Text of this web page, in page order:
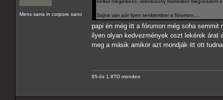
Mens sana in corpore sano
nélkül megérkező, istenbizony fizetéskor megveszem
Sajna van pár ilyen senkiember a fórumon....
papi én még itt a fórumon még soha
ilyen olyan kedvezmények oszt lekérek
meg a másik amikor azt mondják itt ott
95-ös 1.8TD mondeo